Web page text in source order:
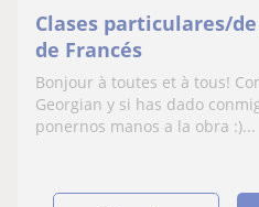
Clases particulares/
de Francés
Bonjour à toutes et à tous!
Georgian y si has dado
ponernos manos a la obra :)...